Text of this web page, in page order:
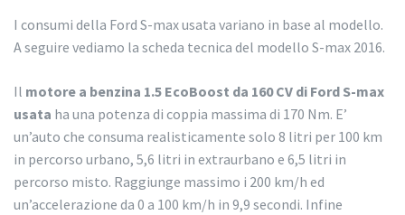
I consumi della Ford S-max usata variano in base al modello.
A seguire vediamo la scheda tecnica del modello S-max 2016.
Il motore a benzina 1.5 EcoBoost da 160 CV di Ford S-max
usata ha una potenza di coppia massima di 170 Nm. E’
un’auto che consuma realisticamente solo 8 litri per 100 km
in percorso urbano, 5,6 litri in extraurbano e 6,5 litri in
percorso misto. Raggiunge massimo i 200 km/h ed
un’accelerazione da 0 a 100 km/h in 9,9 secondi. Infine